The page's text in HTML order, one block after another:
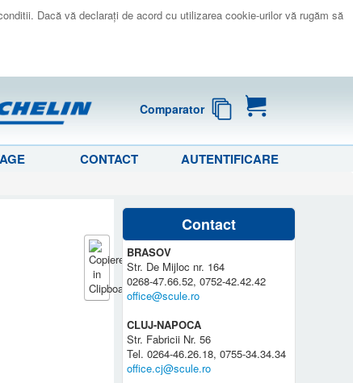
Dacă vă declaraţi de acord cu utilizarea cookie-urilor vă rugăm să
Comparator
CONTACT AUTENTIFICARE
Contact
BRASOV
Str. De Mijloc nr. 164
0268-47.66.52, 0752-42.42.42
office@scule.ro
CLUJ-NAPOCA
Str. Fabricii Nr. 56
Tel. 0264-46.26.18, 0755-34.34.34
office.cj@scule.ro